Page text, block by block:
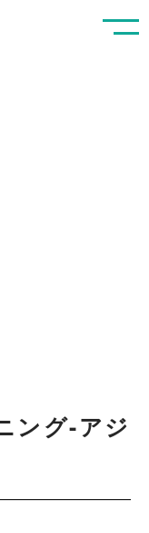
ング-アジ